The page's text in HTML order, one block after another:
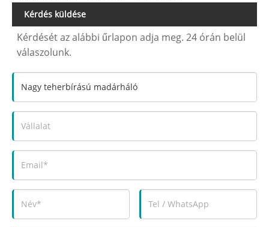
Kérdés küldése
Kérdését az alábbi űrlapon adja meg. 24 órán belül
válaszolunk.